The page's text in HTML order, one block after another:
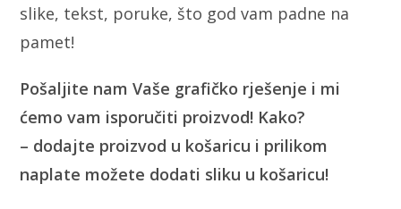
slike, tekst, poruke, što god vam padne na
pamet!
Pošaljite nam Vaše grafičko rješenje i mi
ćemo vam isporučiti proizvod! Kako?
– dodajte proizvod u košaricu i prilikom
naplate možete dodati sliku u košaricu!